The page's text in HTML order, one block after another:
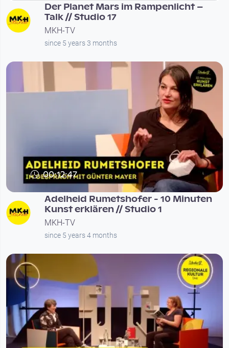
Der Planet Mars im Rampenlicht –
Talk // Studio 17
MKH-TV
since 5 years 3 months
00:12:47
Adelheid Rumetshofer - 10 Minuten
Kunst erklären // Studio 1
MKH-TV
since 5 years 4 months